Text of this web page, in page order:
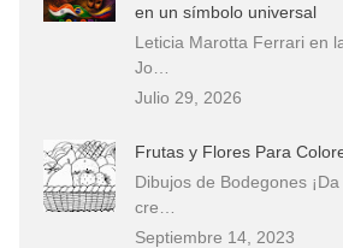
en un símbolo universal
Leticia Marotta Ferrari en
Jo…
Julio 29, 2026
Frutas y Flores Para
Dibujos de Bodegones
cre…
Septiembre 14, 2023